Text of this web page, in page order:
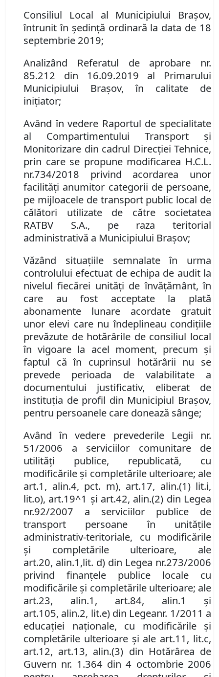
Consiliul Local al Municipiului Brașov,
întrunit în ședință ordinară la data de 18
septembrie 2019;
Analizând Referatul de aprobare nr.
85.212 din 16.09.2019 al Primarului
Municipiului Braşov, în calitate de
iniţiator;
Având în vedere Raportul de specialitate
al Compartimentului Transport și
Monitorizare din cadrul Direcției Tehnice,
prin care se propune modificarea H.C.L.
nr.734/2018 privind acordarea unor
facilităţi anumitor categorii de persoane,
pe mijloacele de transport public local de
călători utilizate de către societatea
RATBV S.A., pe raza teritorial
administrativă a Municipiului Braşov;
Văzând situaţiile semnalate în urma
controlului efectuat de echipa de audit la
nivelul fiecărei unităţi de învăţământ, în
care au fost acceptate la plată
abonamente lunare acordate gratuit
unor elevi care nu îndeplineau condiţiile
prevăzute de hotărârile de consiliul local
în vigoare la acel moment, precum şi
faptul că în cuprinsul hotărârii nu se
prevede perioada de valabilitate a
documentului justificativ, eliberat de
instituţia de profil din Municipiul Braşov,
pentru persoanele care donează sânge;
Având în vedere prevederile Legii nr.
51/2006 a serviciilor comunitare de
utilităţi publice, republicată, cu
modificările și completările ulterioare; ale
art.1, alin.4, pct. m), art.17, alin.(1) lit.i,
lit.o), art.19^1 şi art.42, alin.(2) din Legea
nr.92/2007 a serviciilor publice de
transport persoane în unităţile
administrativ-teritoriale, cu modificările
şi completările ulterioare, ale
art.20, alin.1,lit. d) din Legea nr.273/2006
privind finanţele publice locale cu
modificările şi completările ulterioare; ale
art.23, alin.1, art.84, alin.1 şi
art.105, alin.2, lit.e) din Legeanr. 1/2011 a
educaţiei naţionale, cu modificările şi
completările ulterioare şi ale art.11, lit.c,
art.12, art.13, alin.(3) din Hotărârea de
Guvern nr. 1.364 din 4 octombrie 2006